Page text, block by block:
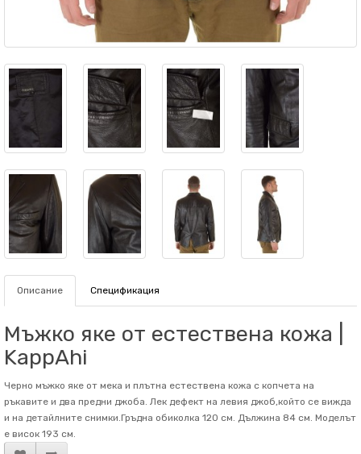
Описание Спецификация
Мъжко яке от естествена кожа |
KappAhi
Черно мъжко яке от мека и плътна естествена кожа с копчета на
ръкавите и два предни джоба. Лек дефект на левия джоб,който се вижда
и на детайлните снимки.Гръдна обиколка 120 см. Дължина 84 см. Mоделът
е висок 193 см.